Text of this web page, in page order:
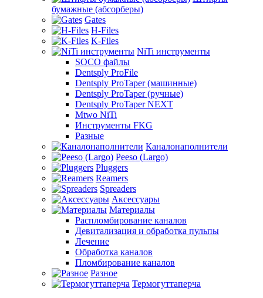
бумажные (абсорберы)
Gates
H-Files
K-Files
NiTi инструменты
SOCO файлы
Dentsply ProFile
Dentsply ProTaper (машинные)
Dentsply ProTaper (ручные)
Dentsply ProTaper NEXT
Mtwo NiTi
Инструменты FKG
Разные
Каналонаполнители
Peeso (Largo)
Pluggers
Reamers
Spreaders
Аксессуары
Материалы
Распломбирование каналов
Девитализация и обработка пульпы
Лечение
Обработка каналов
Пломбирование каналов
Разное
Термогуттаперча